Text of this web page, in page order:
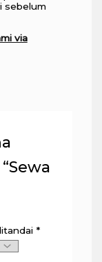
sebelum
via
*